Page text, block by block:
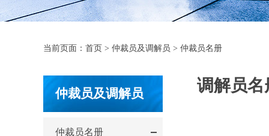
当前页面： 首页 > 仲裁员及调解员 > 仲裁员名册
仲裁员及调解员
仲裁员名册
调解员名